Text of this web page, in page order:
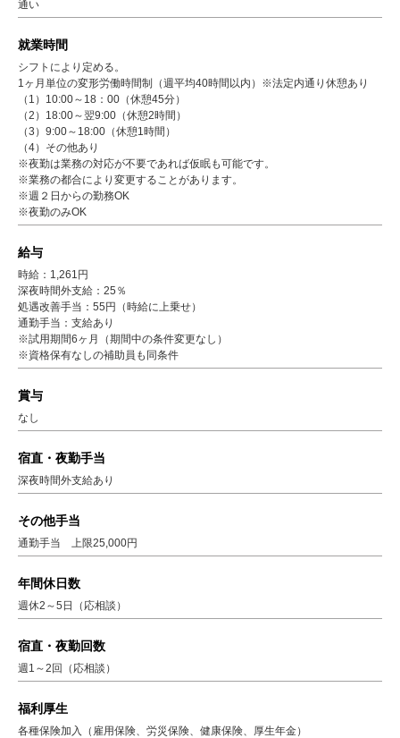
通い
就業時間
シフトにより定める。
1ヶ月単位の変形労働時間制（週平均40時間以内）※法定内通り休憩あり
（1）10:00～18：00（休憩45分）
（2）18:00～翌9:00（休憩2時間）
（3）9:00～18:00（休憩1時間）
（4）その他あり
※夜勤は業務の対応が不要であれば仮眠も可能です。
※業務の都合により変更することがあります。
※週２日からの勤務OK
※夜勤のみOK
給与
時給：1,261円
深夜時間外支給：25％
処遇改善手当：55円（時給に上乗せ）
通勤手当：支給あり
※試用期間6ヶ月（期間中の条件変更なし）
※資格保有なしの補助員も同条件
賞与
なし
宿直・夜勤手当
深夜時間外支給あり
その他手当
通勤手当 上限25,000円
年間休日数
週休2～5日（応相談）
宿直・夜勤回数
週1～2回（応相談）
福利厚生
各種保険加入（雇用保険、労災保険、健康保険、厚生年金）